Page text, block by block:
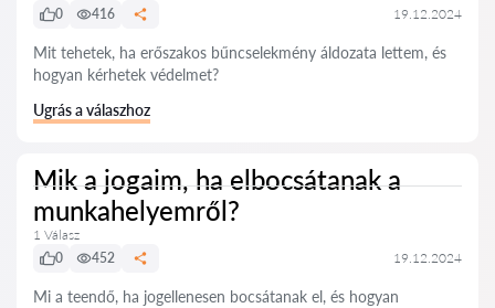
0
416 19.12.2024
Mit tehetek, ha erőszakos bűncselekmény áldozata lettem, és
hogyan kérhetek védelmet?
Ugrás a válaszhoz
Mik a jogaim, ha elbocsátanak a
munkahelyemről?
1 Válasz
0
452 19.12.2024
Mi a teendő, ha jogellenesen bocsátanak el, és hogyan